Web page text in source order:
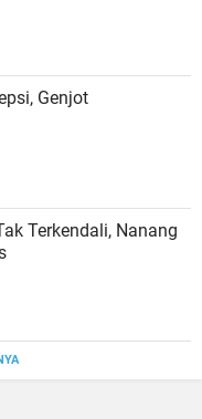
Genjot
Terkendali, Nanang